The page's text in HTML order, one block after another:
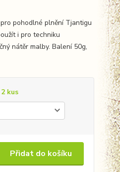
pohodlné plnění Tjantigu
i pro techniku
nátěr malby. Balení 50g,
kus
Přidat do košíku